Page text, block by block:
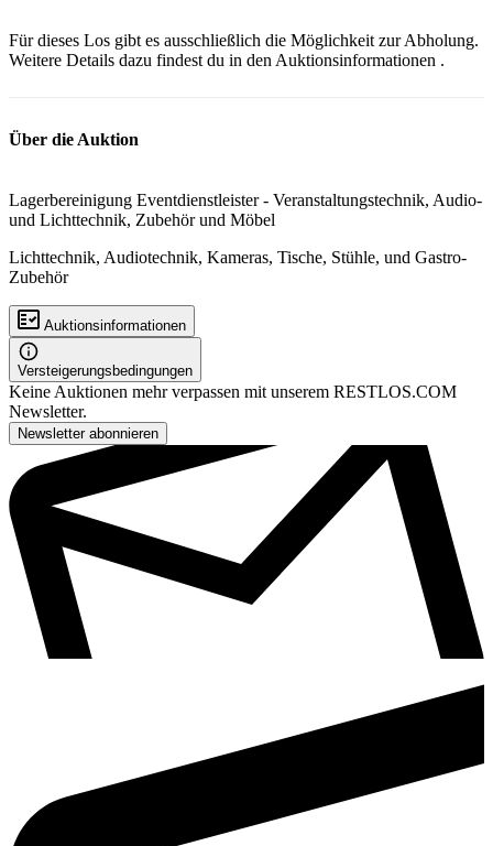
Für dieses Los gibt es ausschließlich die Möglichkeit zur Abholung.
Weitere Details dazu findest du in den Auktionsinformationen .
Über die Auktion
Lagerbereinigung Eventdienstleister - Veranstaltungstechnik, Audio-
und Lichttechnik, Zubehör und Möbel
Lichttechnik, Audiotechnik, Kameras, Tische, Stühle, und Gastro-
Zubehör
Auktionsinformationen
Versteigerungsbedingungen
Keine Auktionen mehr verpassen mit unserem RESTLOS.COM
Newsletter.
Newsletter abonnieren